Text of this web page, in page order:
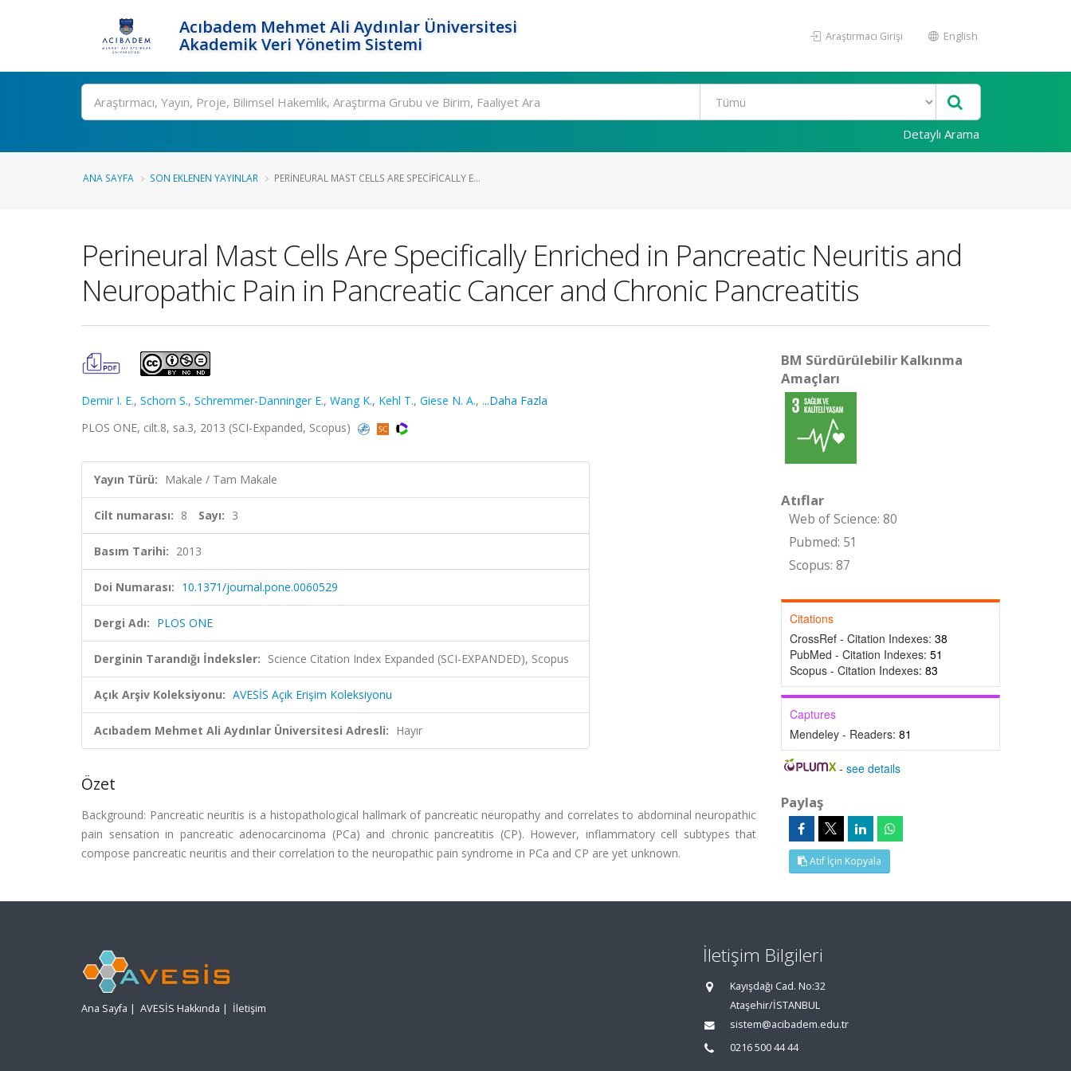
Acıbadem Mehmet Ali Aydınlar Üniversitesi
Akademik Veri Yönetim Sistemi
Araştırmacı Girişi English
Ara
Detaylı Arama
ANA SAYFA SON EKLENEN YAYINLAR PERINEURAL MAST CELLS ARE SPECIFICALLY E...
Perineural Mast Cells Are Specifically Enriched in Pancreatic Neuritis and
Neuropathic Pain in Pancreatic Cancer and Chronic Pancreatitis
Demir I. E., Schorn S., Schremmer-Danninger E., Wang K., Kehl T., Giese N. A., ...Daha Fazla
PLOS ONE, cilt.8, sa.3, 2013 (SCI-Expanded, Scopus)
Yayın Türü: Makale / Tam Makale
Cilt numarası: 8 Sayı: 3
Basım Tarihi: 2013
Doi Numarası: 10.1371/journal.pone.0060529
Dergi Adı: PLOS ONE
Derginin Tarandığı İndeksler: Science Citation Index Expanded (SCI-EXPANDED), Scopus
Açık Arşiv Koleksiyonu: AVESİS Açık Erişim Koleksiyonu
Acıbadem Mehmet Ali Aydınlar Üniversitesi Adresli: Hayır
Özet
Background: Pancreatic neuritis is a histopathological hallmark of pancreatic neuropathy and correlates to abdominal neuropathic
pain sensation in pancreatic adenocarcinoma (PCa) and chronic pancreatitis (CP). However, inflammatory cell subtypes that
compose pancreatic neuritis and their correlation to the neuropathic pain syndrome in PCa and CP are yet unknown.
BM Sürdürülebilir Kalkınma
Amaçları
Atıflar
Web of Science: 80
Pubmed: 51
Scopus: 87
Citations
CrossRef - Citation Indexes: 38
PubMed - Citation Indexes: 51
Scopus - Citation Indexes: 83
Captures
Mendeley - Readers: 81
-see details
Paylaş
Atıf İçin Kopyala
Ana Sayfa | AVESİS Hakkında | İletişim
İletişim Bilgileri
Kayışdağı Cad. No:32
Ataşehir/İSTANBUL
sistem@acibadem.edu.tr
0216 500 44 44